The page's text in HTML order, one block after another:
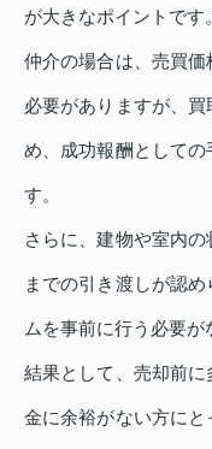
が大きなポイントです。
仲介の場合は、売買価
必要がありますが、
め、成功報酬として
す。
さらに、建物や室内
までの引き渡しが認
ムを事前に行う必要が
結果として、売却前
金に余裕がない方に